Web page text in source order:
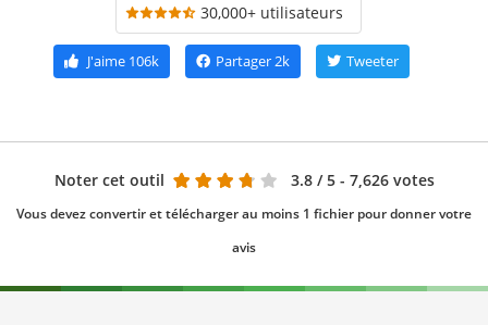
30,000+ utilisateurs
J'aime106k Partager2k Tweeter
Noter cet outil 3.8 / 5 - 7,626 votes
Vous devez convertir et télécharger au moins 1 fichier pour donner votre
avis